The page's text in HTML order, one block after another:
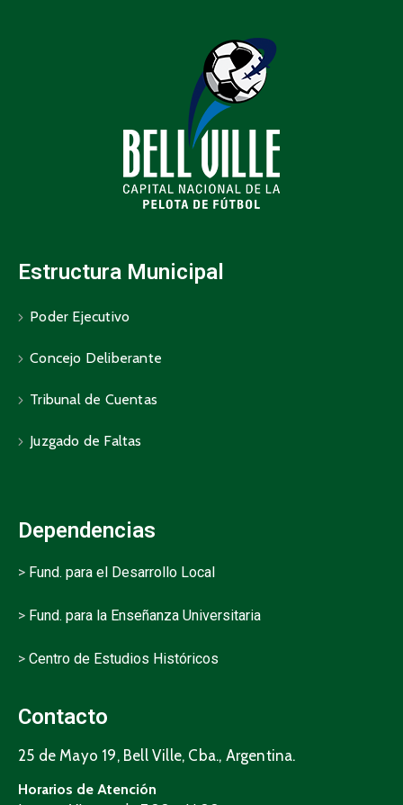
Estructura Municipal
Poder Ejecutivo
Concejo Deliberante
Tribunal de Cuentas
Juzgado de Faltas
Dependencias
> Fund. para el Desarrollo Local
> Fund. para la Enseñanza Universitaria
> Centro de Estudios Históricos
Contacto
25 de Mayo 19, Bell Ville, Cba., Argentina.
Horarios de Atención